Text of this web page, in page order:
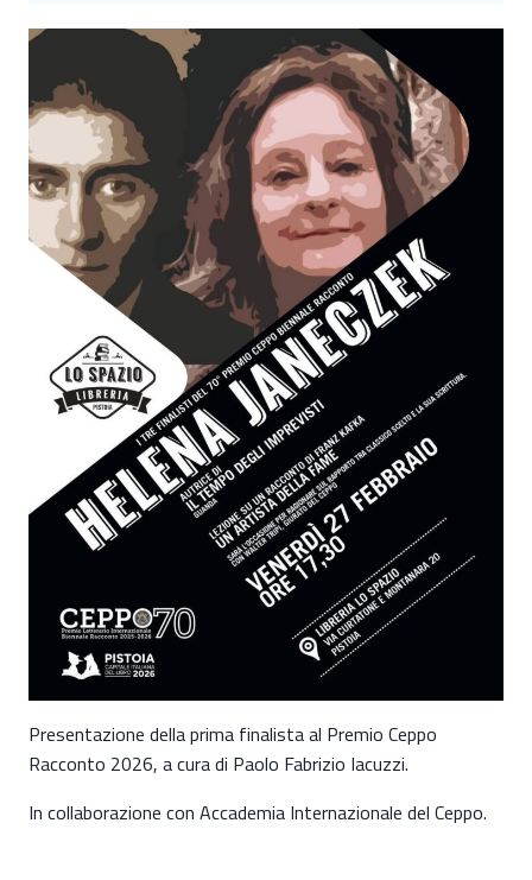
Presentazione della prima finalista al Premio Ceppo
Racconto 2026, a cura di Paolo Fabrizio Iacuzzi.
In collaborazione con Accademia Internazionale del Ceppo.